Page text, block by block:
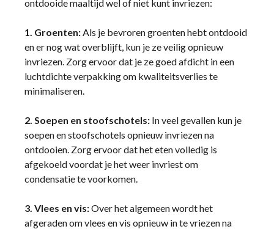
ontdooide maaltijd wel of niet kunt invriezen:
1. Groenten:Als je bevroren groenten hebt ontdooid
en er nog wat overblijft, kun je ze veilig opnieuw
invriezen. Zorg ervoor dat je ze goed afdicht in een
luchtdichte verpakking om kwaliteitsverlies te
minimaliseren.
2. Soepen en stoofschotels: In veel gevallen kun je
soepen en stoofschotels opnieuw invriezen na
ontdooien. Zorg ervoor dat het eten volledig is
afgekoeld voordat je het weer invriest om
condensatie te voorkomen.
3. Vlees en vis:Over het algemeen wordt het
afgeraden om vlees en vis opnieuw in te vriezen na